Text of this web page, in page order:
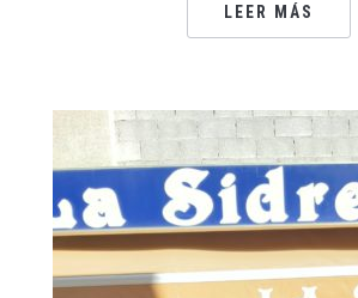
LEER MÁS